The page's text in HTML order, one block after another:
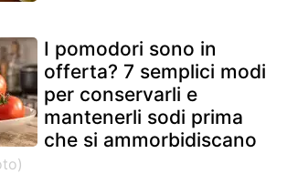
I pomodori sono in
offerta? 7 semplici modi
per conservarli e
mantenerli sodi prima
che si ammorbidiscano